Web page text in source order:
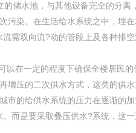
储水池，与其他设备完全的分离
污染。在生活给水系统之中，埋
需双向流?动的管段上及各种排
在一定的程度下确保全楼居民的
增压的二次供水方式，这类的供
市的给供水系统的压力在逐渐的
而是要采取叠压供水?系统，这